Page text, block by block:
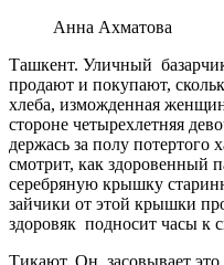
Анна Ахматова
Ташкент. Уличный
продают и покупают,
хлеба, изможденная
стороне четырехлетняя
держась за полу потертого
смотрит, как здоровенный
серебряную крышку
зайчики от этой крышки
здоровяк подносит часы к
Тикают. Он засовывает